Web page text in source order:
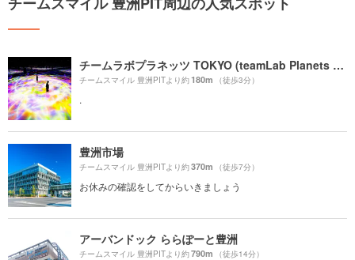
チームラボプラネッツ TOKYO (teamLab Planets TOKYO) DMM
チームスマイル 豊洲PITより約180m （徒歩3分）
.
豊洲市場
チームスマイル 豊洲PITより約370m （徒歩7分）
お休みの確認をしてからいきましょう
アーバンドック ららぽーと豊洲
チームスマイル 豊洲PITより約790m （徒歩14分）